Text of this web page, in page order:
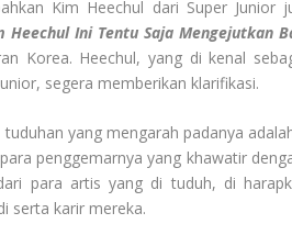
Kim Heechul dari Super Junior
Heechul Ini Tentu Saja Mengejutkan
Korea. Heechul, yang di kenal
segera memberikan klarifikasi.
yang mengarah padanya
penggemarnya yang khawatir
para artis yang di tuduh, di
serta karir mereka.